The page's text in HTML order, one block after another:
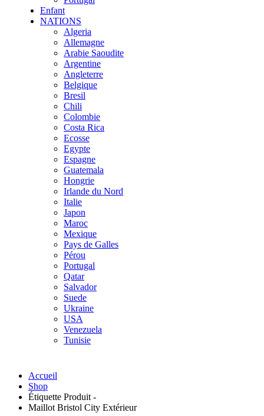
Enfant
NATIONS
Algeria
Allemagne
Arabie Saoudite
Argentine
Angleterre
Belgique
Bresil
Chili
Colombie
Costa Rica
Ecosse
Egypte
Espagne
Guatemala
Hongrie
Irlande du Nord
Italie
Japon
Maroc
Mexique
Pays de Galles
Pérou
Portugal
Qatar
Salvador
Suede
Ukraine
USA
Venezuela
Tunisie
Accueil
Shop
Étiquette Produit -
Maillot Bristol City Extérieur